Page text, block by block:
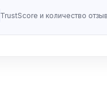
TrustScore и количество